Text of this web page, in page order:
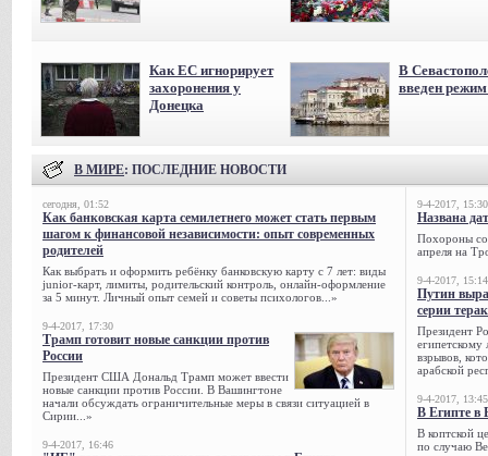
Как ЕС игнорирует
захоронения у
Донецка
В
введен
В МИРЕ: ПОСЛЕДНИЕ НОВОСТИ
сегодня, 01:52
Как банковская карта семилетнего может стать первым
шагом к финансовой независимости: опыт современных
родителей
Как выбрать и оформить ребёнку банковскую карту с 7 лет: виды
junior-карт, лимиты, родительский контроль, онлайн-оформление
за 5 минут. Личный опыт семей и советы психологов...»
9-4-2017, 17:30
Трамп готовит новые санкции против
России
Президент США Дональд Трамп может ввести
новые санкции против России. В Вашингтоне
начали обсуждать ограничительные меры в связи ситуацией в
Сирии...»
9-4-2017, 16:46
9-4-2017, 15:30
Названа
Похороны
апреля на
9-4-2017, 15:14
Путин
серии
Президент
египетскому
взрывов,
арабской
9-4-2017, 13:45
В Египте в
В коптской
по случаю